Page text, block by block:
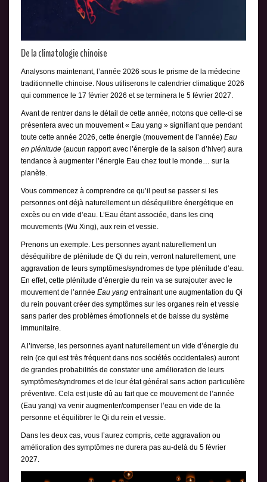
De la climatologie chinoise
Analysons maintenant, l’année 2026 sous le prisme de la médecine
traditionnelle chinoise. Nous utiliserons le calendrier climatique 2026
qui commence le 17 février 2026 et se terminera le 5 février 2027.
Avant de rentrer dans le détail de cette année, notons que celle-ci se
présentera avec un mouvement « Eau yang » signifiant que pendant
toute cette année 2026, cette énergie (mouvement de l’année) Eau
en plénitude (aucun rapport avec l’énergie de la saison d’hiver) aura
tendance à augmenter l’énergie Eau chez tout le monde… sur la
planète.
Vous commencez à comprendre ce qu’il peut se passer si les
personnes ont déjà naturellement un déséquilibre énergétique en
excès ou en vide d’eau. L’Eau étant associée, dans les cinq
mouvements (Wu Xing), aux rein et vessie.
Prenons un exemple. Les personnes ayant naturellement un
déséquilibre de plénitude de Qi du rein, verront naturellement, une
aggravation de leurs symptômes/syndromes de type plénitude d’eau.
En effet, cette plénitude d’énergie du rein va se surajouter avec le
mouvement de l’année Eau yang entrainant une augmentation du Qi
du rein pouvant créer des symptômes sur les organes rein et vessie
sans parler des problèmes émotionnels et de baisse du système
immunitaire.
A l’inverse, les personnes ayant naturellement un vide d’énergie du
rein (ce qui est très fréquent dans nos sociétés occidentales) auront
de grandes probabilités de constater une amélioration de leurs
symptômes/syndromes et de leur état général sans action particulière
préventive. Cela est juste dû au fait que ce mouvement de l’année
(Eau yang) va venir augmenter/compenser l’eau en vide de la
personne et équilibrer le Qi du rein et vessie.
Dans les deux cas, vous l’aurez compris, cette aggravation ou
amélioration des symptômes ne durera pas au-delà du 5 février
2027.